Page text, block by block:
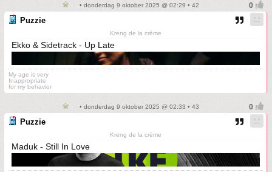
• donderdag 9 oktober 2025 @ 02:29 • 42
Puzzie
Kreng de la crème
Ekko & Sidetrack - Up Late
My age is very
Inappropriate
for my behavior
• donderdag 9 oktober 2025 @ 02:33 • 43
Puzzie
Kreng de la crème
Maduk - Still In Love